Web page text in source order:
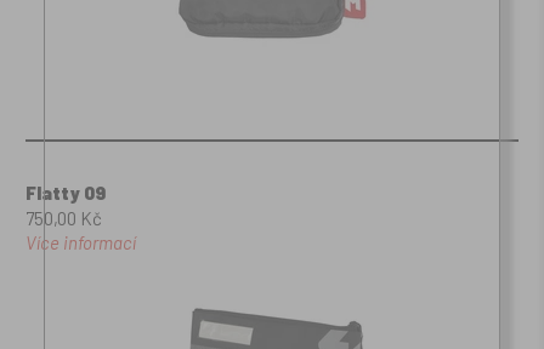
Flatty 09
750,00 Kč
Více informací